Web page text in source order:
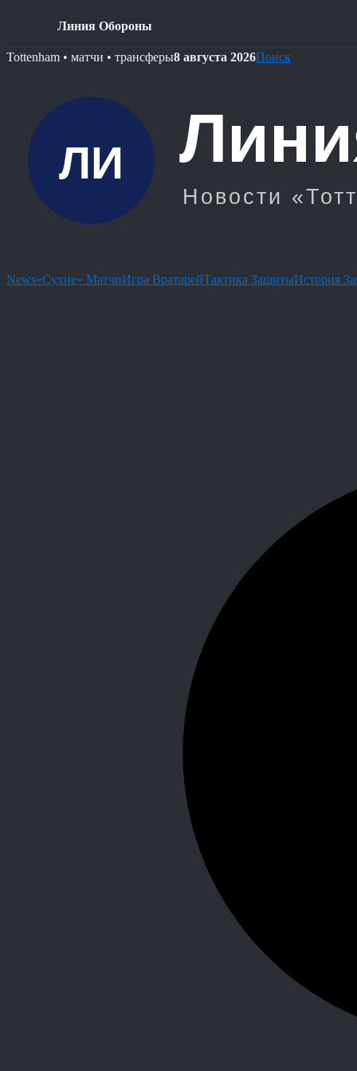
Линия Обороны
Skip
Tottenham • матчи • трансферы8 августа 2026Поиск
News«Сухие» МатчиИгра ВратарейТактика ЗащитыИстория